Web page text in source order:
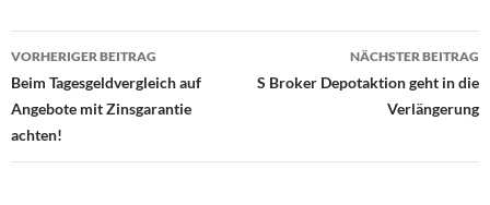
Beitrags-
Navigation
VORHERIGER BEITRAG
Beim Tagesgeldvergleich auf
Angebote mit Zinsgarantie
achten!
NÄCHSTER BEITRAG
S Broker Depotaktion geht in die
Verlängerung